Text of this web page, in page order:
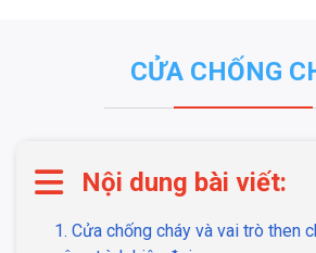
CỬA CHỐNG
Nội dung bài viết:
1. Cửa chống cháy và vai trò then